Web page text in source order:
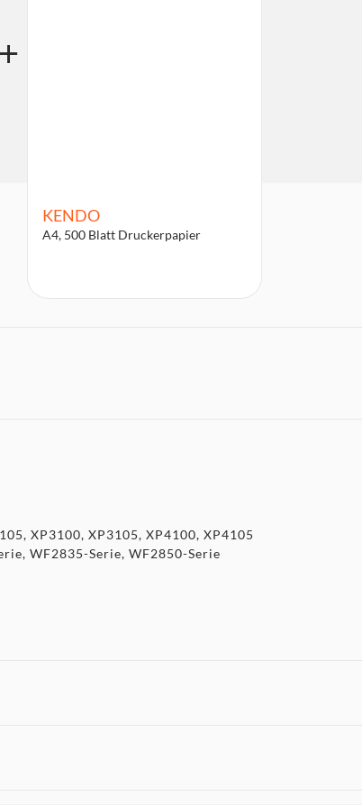
KENDO
A4, 500 Blatt Druckerpapier
XP3100, XP3105, XP4100, XP4105
WF2835-Serie, WF2850-Serie